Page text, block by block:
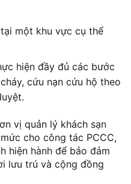
một khu vực cụ thể
hiện đầy đủ các bước
cứu nạn cứu hộ theo
vị quản lý khách sạn
cho công tác PCCC,
hiện hành để bảo đảm
lưu trú và cộng đồng